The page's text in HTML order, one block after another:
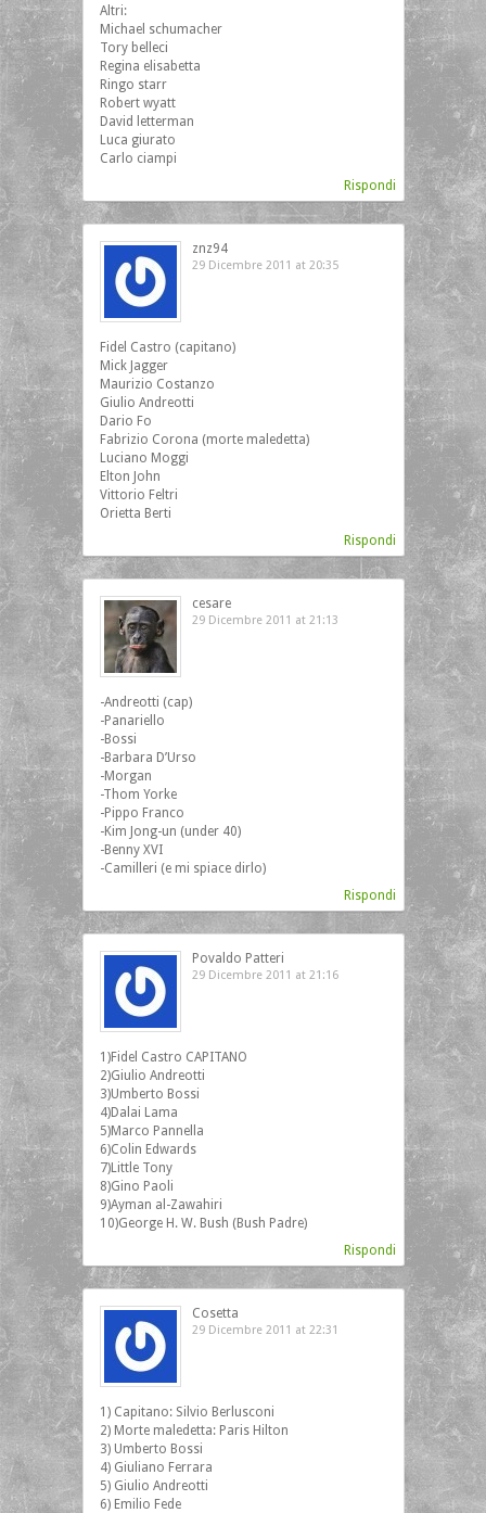
Altri:
Michael schumacher
Tory belleci
Regina elisabetta
Ringo starr
Robert wyatt
David letterman
Luca giurato
Carlo ciampi
Rispondi
znz94
29 Dicembre 2011 at 20:35
Fidel Castro (capitano)
Mick Jagger
Maurizio Costanzo
Giulio Andreotti
Dario Fo
Fabrizio Corona (morte maledetta)
Luciano Moggi
Elton John
Vittorio Feltri
Orietta Berti
Rispondi
cesare
29 Dicembre 2011 at 21:13
‎-Andreotti (cap)
-Panariello
-Bossi
-Barbara D’Urso
-Morgan
-Thom Yorke
-Pippo Franco
-Kim Jong-un (under 40)
-Benny XVI
-Camilleri (e mi spiace dirlo)
Rispondi
Povaldo Patteri
29 Dicembre 2011 at 21:16
1)Fidel Castro CAPITANO
2)Giulio Andreotti
3)Umberto Bossi
4)Dalai Lama
5)Marco Pannella
6)Colin Edwards
7)Little Tony
8)Gino Paoli
9)Ayman al-Zawahiri
10)George H. W. Bush (Bush Padre)
Rispondi
Cosetta
29 Dicembre 2011 at 22:31
1) Capitano: Silvio Berlusconi
2) Morte maledetta: Paris Hilton
3) Umberto Bossi
4) Giuliano Ferrara
5) Giulio Andreotti
6) Emilio Fede